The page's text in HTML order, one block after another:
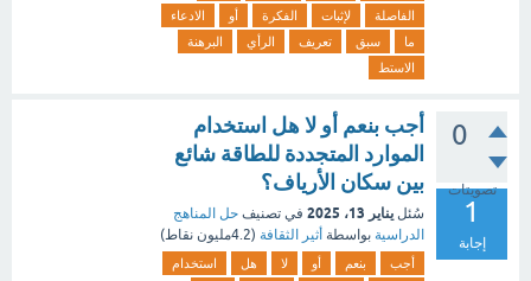
الفاصلة
لإثبات الفكرة أو
الادعاء
ما
سبق تعريف الرأي
البرهنة
الاستط
0
تصويتات
1
إجابة
أجب بنعم أو لا هل استخدام
الموارد المتجددة للطاقة شائع
بين سكان الأرياف؟
سُئل يناير 13، 2025 في تصنيف حل المناهج
الدراسية بواسطة أثير الثقافة (4.2مليون نقاط)
أجب بنعم أو لا هل
استخدام